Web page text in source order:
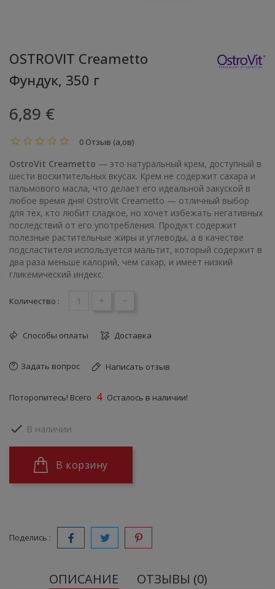
OSTROVIT Creametto
Фундук, 350 г
6,89 €
0 Отзыв (а,ов)
OstroVit Creametto — это натуральный крем, доступный в
шести восхитительных вкусах. Крем не содержит сахара и
пальмового масла, что делает его идеальной закуской в
любое время дня! OstroVit Creametto — отличный выбор
для тех, кто любит сладкое, но хочет избежать негативных
последствий от его употребления. Продукт содержит
полезные растительные жиры и углеводы, а в качестве
подсластителя используется мальтит, который содержит в
два раза меньше калорий, чем сахар, и имеет низкий
гликемический индекс.
Количество : + -
Способы оплаты Доставка
Задать вопрос Написать отзыв
Поторопитесь! Всего 4 Осталось в наличии!
 В наличии
В корзину
Поделись :
ОПИСАНИЕ ОТЗЫВЫ (0)